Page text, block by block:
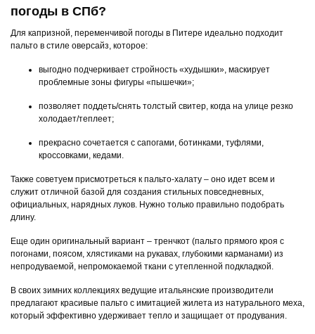
погоды в СПб?
Для капризной, переменчивой погоды в Питере идеально подходит
пальто в стиле оверсайз, которое:
выгодно подчеркивает стройность «худышки», маскирует
проблемные зоны фигуры «пышечки»;
позволяет поддеть/снять толстый свитер, когда на улице резко
холодает/теплеет;
прекрасно сочетается с сапогами, ботинками, туфлями,
кроссовками, кедами.
Также советуем присмотреться к пальто-халату – оно идет всем и
служит отличной базой для создания стильных повседневных,
официальных, нарядных луков. Нужно только правильно подобрать
длину.
Еще один оригинальный вариант – тренчкот (пальто прямого кроя с
погонами, поясом, хлястиками на рукавах, глубокими карманами) из
непродуваемой, непромокаемой ткани с утепленной подкладкой.
В своих зимних коллекциях ведущие итальянские производители
предлагают красивые пальто с имитацией жилета из натурального меха,
который эффективно удерживает тепло и защищает от продувания.